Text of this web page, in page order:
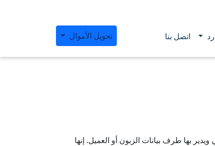
اتصل بنا تحويل الأموال
بها طرف بيانات الزبون أو العميل. إنها